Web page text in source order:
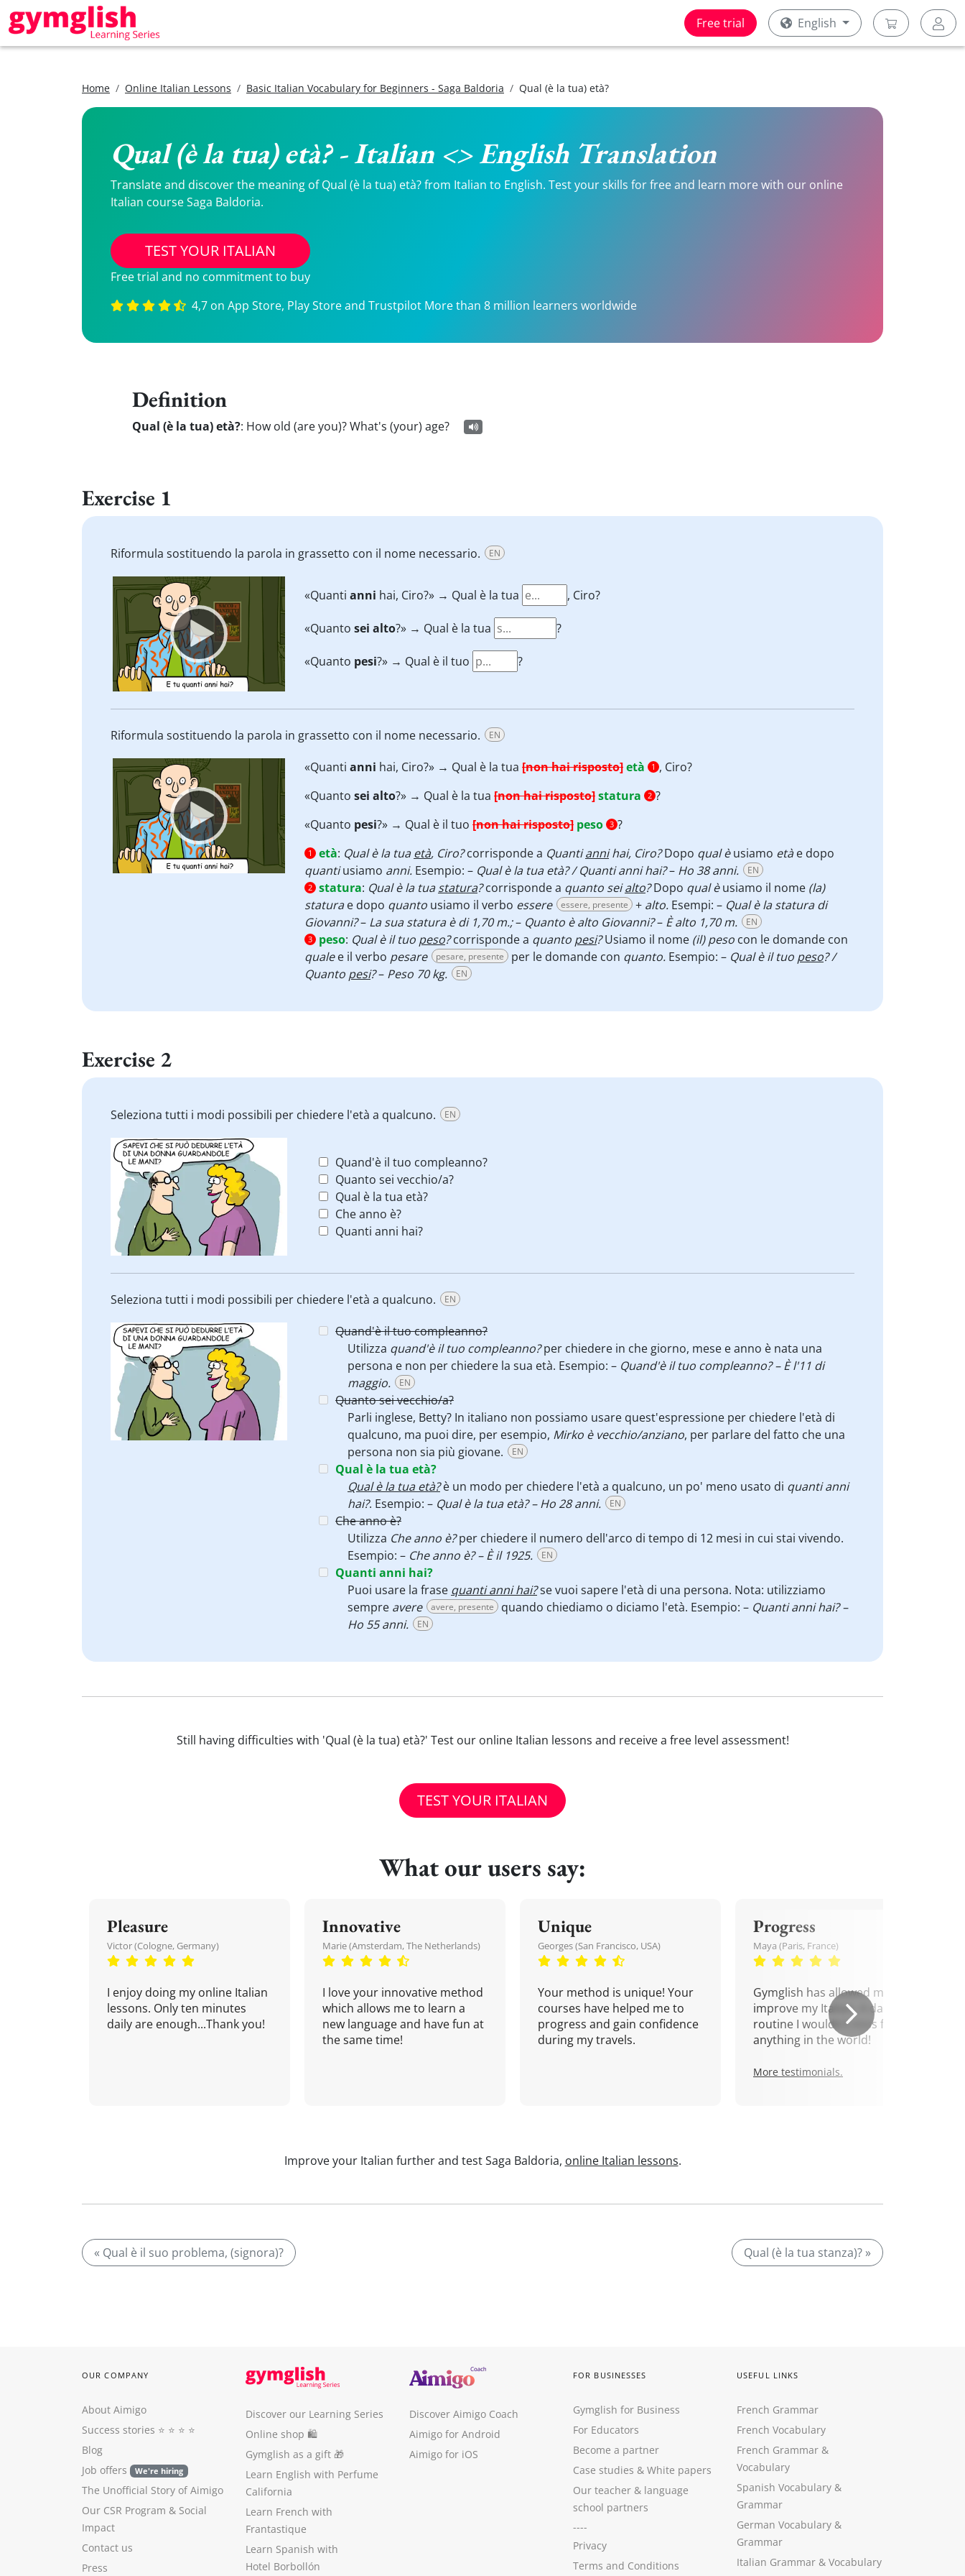
Free trial English
Home Online Italian Lessons Basic Italian Vocabulary for Beginners - Saga Baldoria Qual (è la tua) età?
Qual (è la tua) età? - Italian <> English Translation
Translate and discover the meaning of Qual (è la tua) età? from Italian to English. Test your skills for free and learn more with our online
Italian course Saga Baldoria.
TEST YOUR ITALIAN
Free trial and no commitment to buy
4,7 on App Store, Play Store and Trustpilot More than 8 million learners worldwide
Definition
Qual (è la tua) età?: How old (are you)? What's (your) age?
Exercise 1
Riformula sostituendo la parola in grassetto con il nome necessario. EN
Video
Player
«Quanti anni hai, Ciro?» → Qual è la tua , Ciro?
«Quanto sei alto?» → Qual è la tua ?
«Quanto pesi?» → Qual è il tuo ?
Riformula sostituendo la parola in grassetto con il nome necessario. EN
Video
Player
«Quanti anni hai, Ciro?» → Qual è la tua [non hai risposto]età 1 , Ciro?
«Quanto sei alto?» → Qual è la tua [non hai risposto]statura 2 ?
«Quanto pesi?» → Qual è il tuo [non hai risposto] peso 3 ?
1 età: Qual è la tuaetà, Ciro?corrisponde a Quantiannihai, Ciro?Dopo qual èusiamo etàe dopo
quantiusiamo anni. Esempio: – Qual è la tua età? / Quanti anni hai?– Ho 38 anni. EN
2 statura: Qual è la tuastatura?corrisponde a quanto seialto?Dopo qual èusiamo il nome (la)
staturae dopo quanto usiamo il verbo essere essere, presente + alto. Esempi: – Qual è la statura di
Giovanni?– La sua statura è di 1,70 m.;– Quanto è alto Giovanni?– È alto 1,70 m. EN
3 peso: Qual è il tuo peso?corrisponde a quanto pesi?Usiamo il nome (il) peso con le domande con
qualee il verbo pesare pesare, presente per le domande con quanto. Esempio: – Qual è il tuo peso? /
Quanto pesi?– Peso 70 kg. EN
Exercise 2
Seleziona tutti i modi possibili per chiedere l'età a qualcuno. EN
Quand'è il tuo compleanno?
Quanto sei vecchio/a?
Qual è la tua età?
Che anno è?
Quanti anni hai?
Seleziona tutti i modi possibili per chiedere l'età a qualcuno. EN
Quand'è il tuo compleanno?
Utilizza quand'è il tuo compleanno?per chiedere in che giorno, mese e anno è nata una
persona e non per chiedere la sua età. Esempio: – Quand'è il tuo compleanno? – È l'11 di
maggio.
EN
Quanto sei vecchio/a?
Parli inglese, Betty? In italiano non possiamo usare quest'espressione per chiedere l'età di
qualcuno, ma puoi dire, per esempio, Mirko è vecchio/anziano, per parlare del fatto che una
persona non sia più giovane.
EN
Qual è la tua età?
Qual è la tua età? è un modo per chiedere l'età a qualcuno, un po' meno usato di quanti anni
hai?. Esempio: – Qual è la tua età? – Ho 28 anni. EN
Che anno è?
Utilizza Che anno è?per chiedere il numero dell'arco di tempo di 12 mesi in cui stai vivendo.
Esempio: – Che anno è? – È il 1925. EN
Quanti anni hai?
Puoi usare la frase quanti anni hai?se vuoi sapere l'età di una persona. Nota: utilizziamo
sempre avere avere, presente quando chiediamo o diciamo l'età. Esempio: – Quanti anni hai? –
Ho 55 anni.
EN
Still having difficulties with 'Qual (è la tua) età?' Test our online Italian lessons and receive a free level assessment!
TEST YOUR ITALIAN
What our users say:
Pleasure
Victor (Cologne, Germany)
I enjoy doing my online Italian
lessons. Only ten minutes
daily are enough...Thank you!
Innovative
Marie (Amsterdam, The Netherlands)
I love your innovative method
which allows me to learn a
new language and have fun at
the same time!
Unique
Georges (San Francisco, USA)
Your method is unique! Your
courses have helped me to
progress and gain confidence
during my travels.
Progress
Maya (Paris, France)
Gymglish has allowed me to
improve my Italian. A daily
routine I wouldn't miss for
anything in the world!
More testimonials.
Improve your Italian further and test Saga Baldoria, online Italian lessons.
« Qual è il suo problema, (signora)? Qual (è la tua stanza)? »
OUR COMPANY
About Aimigo
Success stories ⭐️ ⭐️ ⭐️ ⭐️
Blog
Job offers
We're hiring
The Unofficial Story of Aimigo
Our CSR Program & Social
Impact
Contact us
Press
Discover our Learning Series
Online shop 🛍
Gymglish as a gift 🎁
Learn English with Perfume
California
Learn French with
Frantastique
Learn Spanish with
Hotel Borbollón
Discover Aimigo Coach
Aimigo for Android
Aimigo for iOS
FOR BUSINESSES
Gymglish for Business
For Educators
Become a partner
Case studies & White papers
Our teacher & language
school partners
----
Privacy
Terms and Conditions
USEFUL LINKS
French Grammar
French Vocabulary
French Grammar &
Vocabulary
Spanish Vocabulary &
Grammar
German Vocabulary &
Grammar
Italian Grammar & Vocabulary